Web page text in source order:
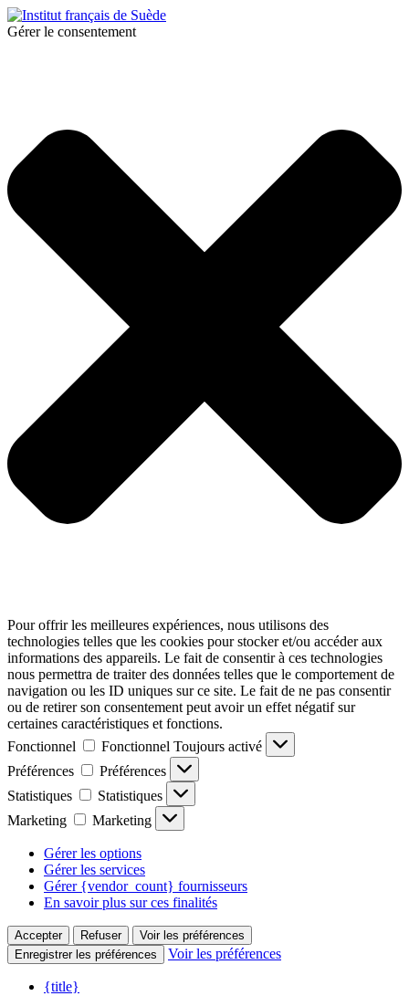
Gérer le consentement
Pour offrir les meilleures expériences, nous utilisons des
technologies telles que les cookies pour stocker et/ou accéder aux
informations des appareils. Le fait de consentir à ces technologies
nous permettra de traiter des données telles que le comportement de
navigation ou les ID uniques sur ce site. Le fait de ne pas consentir
ou de retirer son consentement peut avoir un effet négatif sur
certaines caractéristiques et fonctions.
Fonctionnel
Fonctionnel Toujours activé
Préférences
Préférences
Statistiques
Statistiques
Marketing
Marketing
Gérer les options
Gérer les services
Gérer {vendor_count} fournisseurs
En savoir plus sur ces finalités
Accepter Refuser
Voir les préférences
Enregistrer les préférences
Voir les préférences
{title}